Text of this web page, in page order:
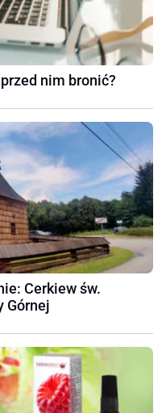
nim bronić?
Cerkiew św.
Górnej